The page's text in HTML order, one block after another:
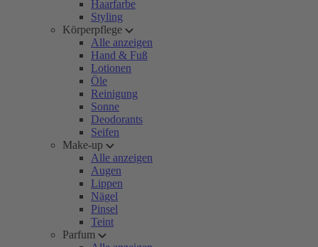
Haarfarbe
Styling
Körperpflege
Alle anzeigen
Hand & Fuß
Lotionen
Öle
Reinigung
Sonne
Deodorants
Seifen
Make-up
Alle anzeigen
Augen
Lippen
Nägel
Pinsel
Teint
Parfum